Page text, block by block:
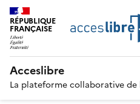
RÉPUBLIQUE
FRANÇAISE
Acceslibre
La plateforme collaborative de